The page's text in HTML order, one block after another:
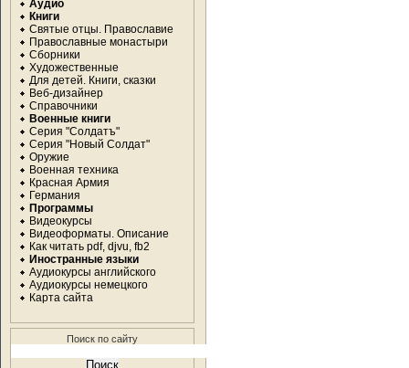
Аудио
Книги
Святые отцы. Православие
Православные монастыри
Сборники
Художественные
Для детей. Книги, сказки
Веб-дизайнер
Справочники
Военные книги
Серия "Солдатъ"
Серия "Новый Солдат"
Оружие
Военная техника
Красная Армия
Германия
Программы
Видеокурсы
Видеоформаты. Описание
Как читать pdf, djvu, fb2
Иностранные языки
Аудиокурсы английского
Аудиокурсы немецкого
Карта сайта
Поиск по сайту